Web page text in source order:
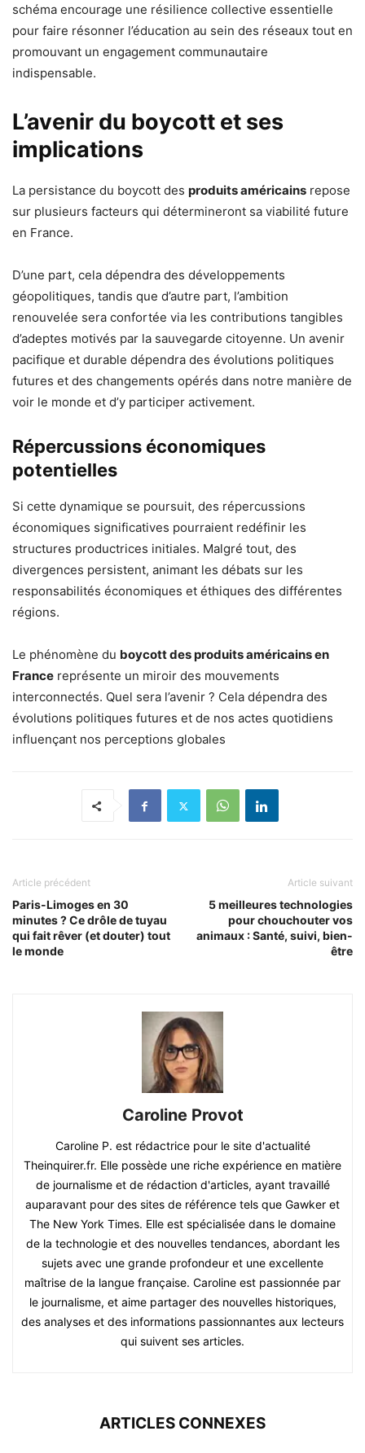
schéma encourage une résilience collective essentielle
pour faire résonner l’éducation au sein des réseaux tout en
promouvant un engagement communautaire
indispensable.
L’avenir du boycott et ses
implications
La persistance du boycott des produits américains repose
sur plusieurs facteurs qui détermineront sa viabilité future
en France.
D’une part, cela dépendra des développements
géopolitiques, tandis que d’autre part, l’ambition
renouvelée sera confortée via les contributions tangibles
d’adeptes motivés par la sauvegarde citoyenne. Un avenir
pacifique et durable dépendra des évolutions politiques
futures et des changements opérés dans notre manière de
voir le monde et d’y participer activement.
Répercussions économiques
potentielles
Si cette dynamique se poursuit, des répercussions
économiques significatives pourraient redéfinir les
structures productrices initiales. Malgré tout, des
divergences persistent, animant les débats sur les
responsabilités économiques et éthiques des différentes
régions.
Le phénomène du boycott des produits américains en
France représente un miroir des mouvements
interconnectés. Quel sera l’avenir ? Cela dépendra des
évolutions politiques futures et de nos actes quotidiens
influençant nos perceptions globales
Article précédent
Paris-Limoges en 30
minutes ? Ce drôle de tuyau
qui fait rêver (et douter) tout
le monde
Article suivant
5 meilleures technologies
pour chouchouter vos
animaux : Santé, suivi, bien-
être
Caroline Provot
Caroline P. est rédactrice pour le site d'actualité
Theinquirer.fr. Elle possède une riche expérience en matière
de journalisme et de rédaction d'articles, ayant travaillé
auparavant pour des sites de référence tels que Gawker et
The New York Times. Elle est spécialisée dans le domaine
de la technologie et des nouvelles tendances, abordant les
sujets avec une grande profondeur et une excellente
maîtrise de la langue française. Caroline est passionnée par
le journalisme, et aime partager des nouvelles historiques,
des analyses et des informations passionnantes aux lecteurs
qui suivent ses articles.
ARTICLES CONNEXES